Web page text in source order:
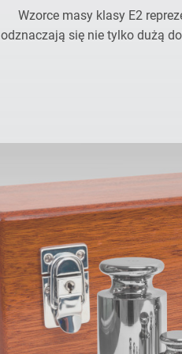
Wzorce masy klasy E2
odznaczają się nie tylko dużą